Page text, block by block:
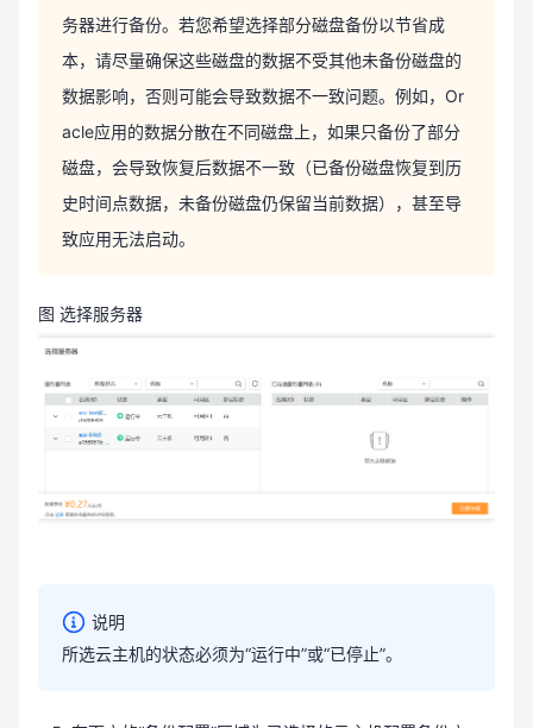
务器进行备份。若您希望选择部分磁盘备份以节省成
本，请尽量确保这些磁盘的数据不受其他未备份磁盘的
数据影响，否则可能会导致数据不一致问题。例如，Or
acle应用的数据分散在不同磁盘上，如果只备份了部分
磁盘，会导致恢复后数据不一致（已备份磁盘恢复到历
史时间点数据，未备份磁盘仍保留当前数据），甚至导
致应用无法启动。
图 选择服务器
说明
所选云主机的状态必须为“运行中”或“已停止”。